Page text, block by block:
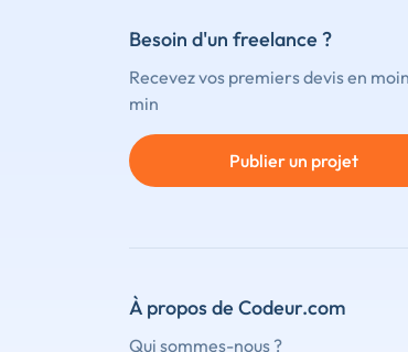
Besoin d'un freelance ?
Recevez vos premiers devis en
min
Publier un projet
À propos de Codeur.com
Qui sommes-nous ?